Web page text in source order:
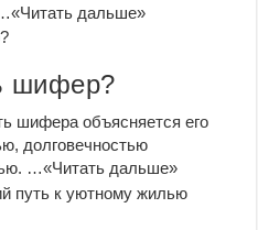
«Читать дальше»
шифер?
шифера объясняется его
долговечностью
…«Читать дальше»